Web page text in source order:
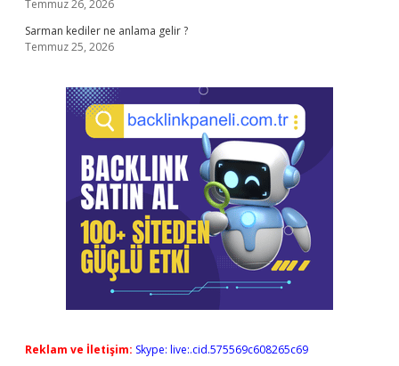
Temmuz 26, 2026
Sarman kediler ne anlama gelir ?
Temmuz 25, 2026
Reklam ve İletişim: Skype: live:.cid.575569c608265c69